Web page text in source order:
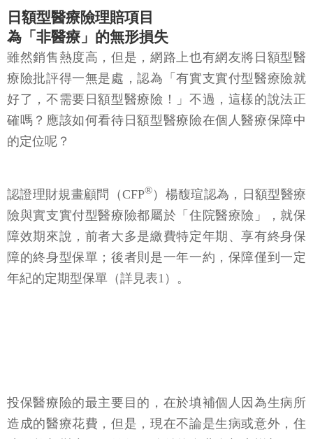
日額型醫療險理賠項目
為「非醫療」的無形損失
雖然銷售熱度高，但是，網路上也有網友將日額型醫
療險批評得一無是處，認為「有實支實付型醫療險就
好了，不需要日額型醫療險！」不過，這樣的說法正
確嗎？應該如何看待日額型醫療險在個人醫療保障中
的定位呢？
認證理財規畫顧問（CFP®）楊馥瑄認為，日額型醫療
險與實支實付型醫療險都屬於「住院醫療險」，就保
障效期來說，前者大多是繳費特定年期、享有終身保
障的終身型保單；後者則是一年一約，保障僅到一定
年紀的定期型保單（詳見表1）。
投保醫療險的最主要目的，在於填補個人因為生病所
造成的醫療花費，但是，現在不論是生病或意外，住